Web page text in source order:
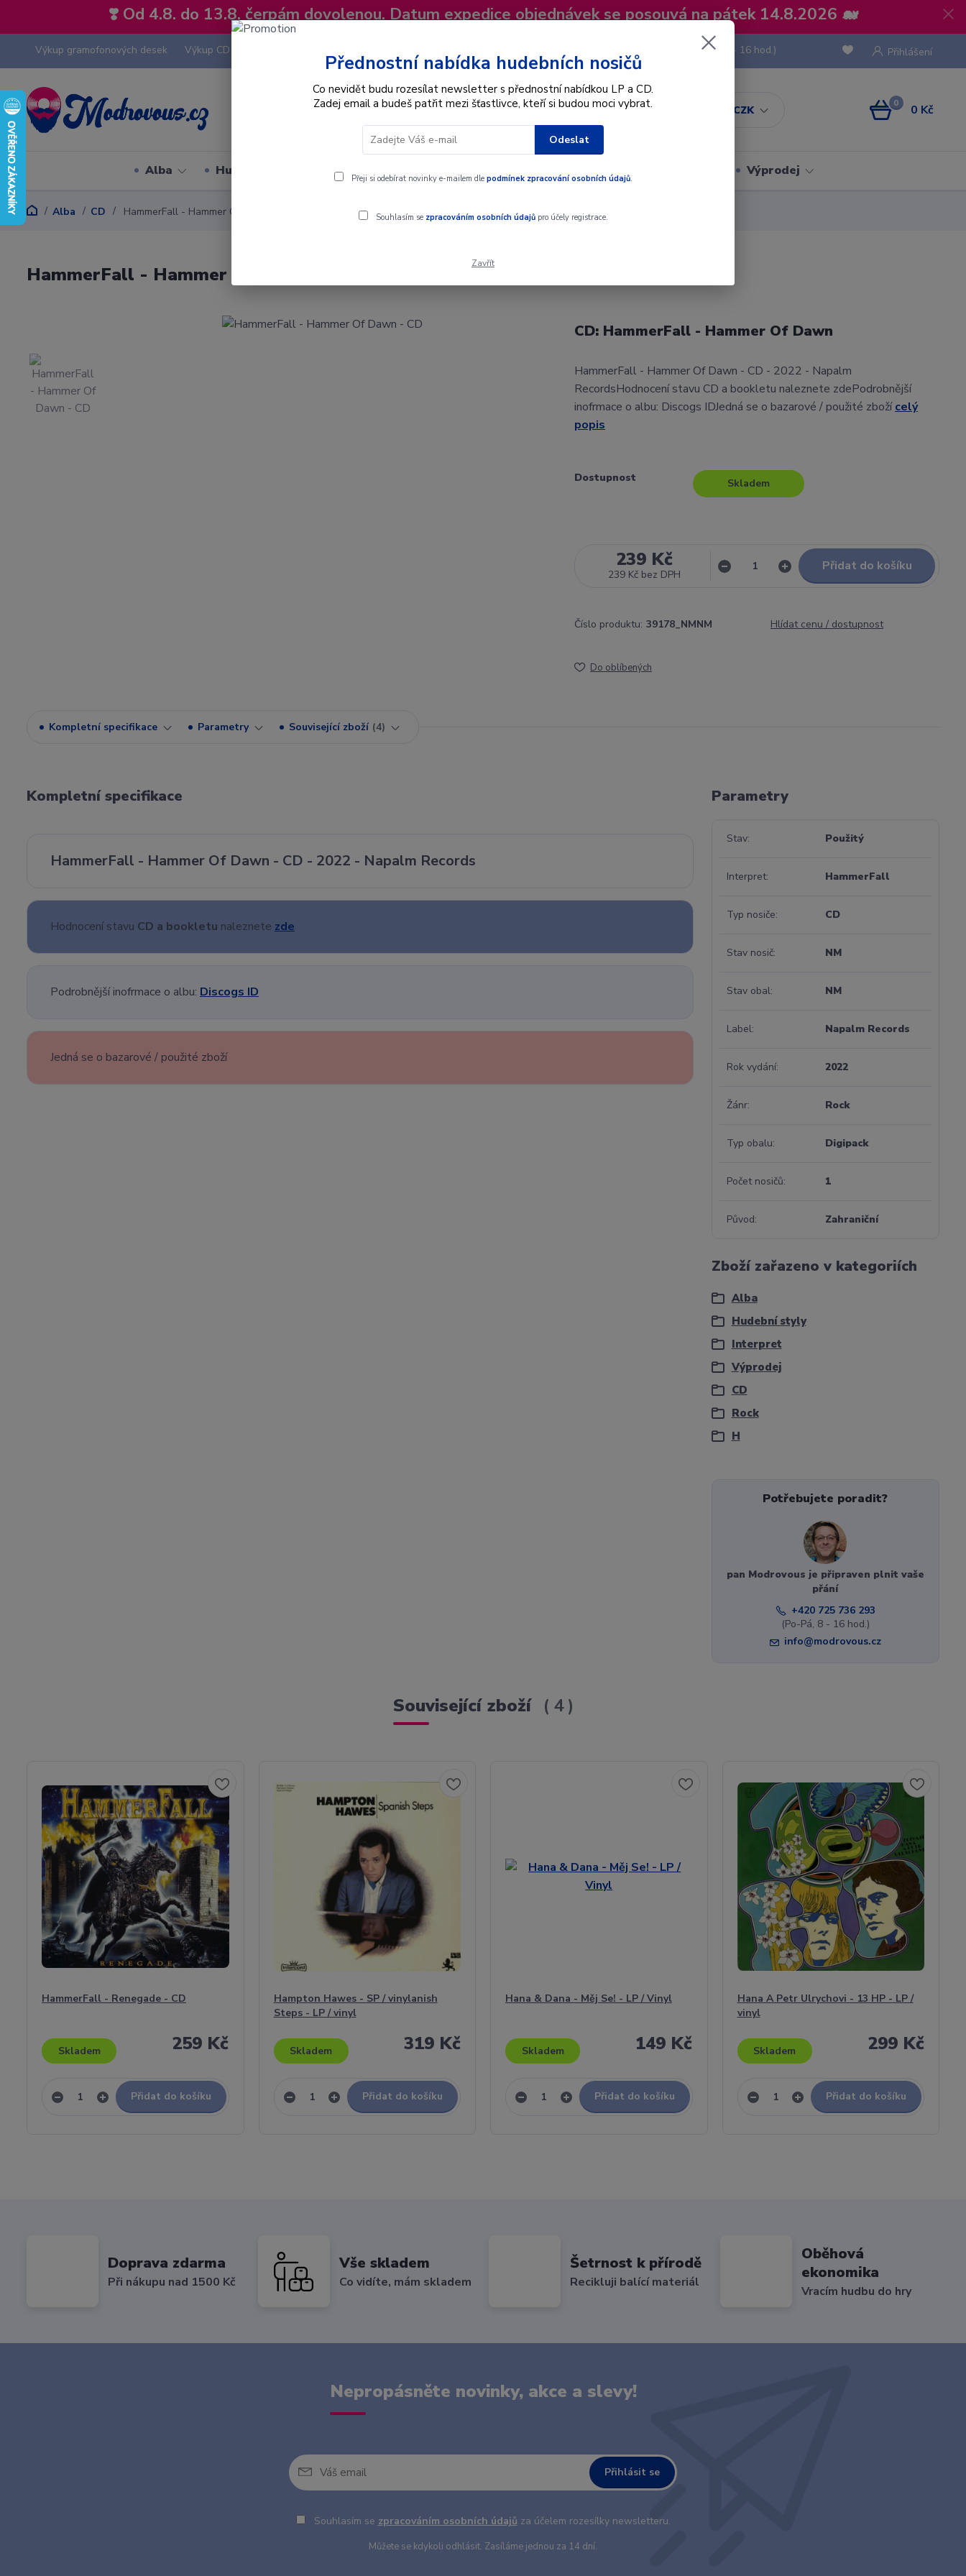
❣️ Od 4.8. do 13.8. čerpám dovolenou. Datum expedice objednávek se posouvá na pátek 14.8.2026 🐋
Výkup gramofonových desek Výkup CD
CZK
Přihlášení
Hledat
(Po-Pá, 8 - 16 hod.)
0 0 Kč
Alba Hudební styly Interpret Dárkové poukazy Výprodej
Alba CD HammerFall - Hammer Of Dawn - CD
HammerFall - Hammer Of Dawn - CD
CD: HammerFall - Hammer Of Dawn
HammerFall - Hammer Of Dawn - CD - 2022 - Napalm
RecordsHodnocení stavu CD a bookletu naleznete zdePodrobnější
inofrmace o albu: Discogs IDJedná se o bazarové / použité zbožícelý
popis
Dostupnost Skladem
239 Kč
239 Kč bez DPH
Přidat do košíku
Číslo produktu: 39178_NMNM Hlídat cenu / dostupnost
Do oblíbených
Kompletní specifikace Parametry Související zboží 4
Kompletní specifikace
HammerFall - Hammer Of Dawn - CD - 2022 - Napalm Records
Hodnocení stavu CD a bookletu naleznete zde
Podrobnější inofrmace o albu: Discogs ID
Jedná se o bazarové / použité zboží
Parametry
Stav Použitý
Interpret HammerFall
Typ nosiče CD
Stav nosič NM
Stav obal NM
Label Napalm Records
Rok vydání 2022
Žánr Rock
Typ obalu Digipack
Počet nosičů 1
Původ Zahraniční
Zboží zařazeno v kategoriích
Alba
Hudební styly
Interpret
Výprodej
CD
Rock
H
Potřebujete poradit?
pan Modrovous je připraven plnit vaše
přání
+420 725 736 293
(Po-Pá, 8 - 16 hod.)
info@modrovous.cz
Související zboží 4
HammerFall - Renegade - CD
259 Kč
Skladem
Přidat do košíku
Hampton Hawes - SP / vinylanish
Steps - LP / vinyl
319 Kč
Skladem
Přidat do košíku
Hana & Dana - Měj Se! - LP / Vinyl
149 Kč
Skladem
Přidat do košíku
Hana A Petr Ulrychovi - 13 HP - LP /
vinyl
299 Kč
Skladem
Přidat do košíku
Doprava zdarma
Při nákupu nad 1500 Kč
Vše skladem
Co vidíte, mám skladem
Šetrnost k přírodě
Recikluji balící materiál
Oběhová
ekonomika
Vracím hudbu do hry
Nepropásněte novinky, akce a slevy!
Přihlásit se
Souhlasím se zpracováním osobních údajů za účelem rozesílky newsletteru.
Můžete se kdykoli odhlásit. Zasíláme jednou za 14 dní.
Přednostní nabídka hudebních nosičů
Co nevidět budu rozesílat newsletter s přednostní nabídkou LP a CD.
Zadej email a budeš patřit mezi šťastlivce, kteří si budou moci vybrat.
Odeslat
Přeji si odebírat novinky e-mailem dle podmínek zpracování osobních údajů.
Souhlasím se zpracováním osobních údajůpro účely registrace.
Zavřít